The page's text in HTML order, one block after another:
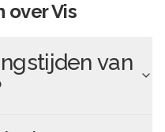
overVis
van